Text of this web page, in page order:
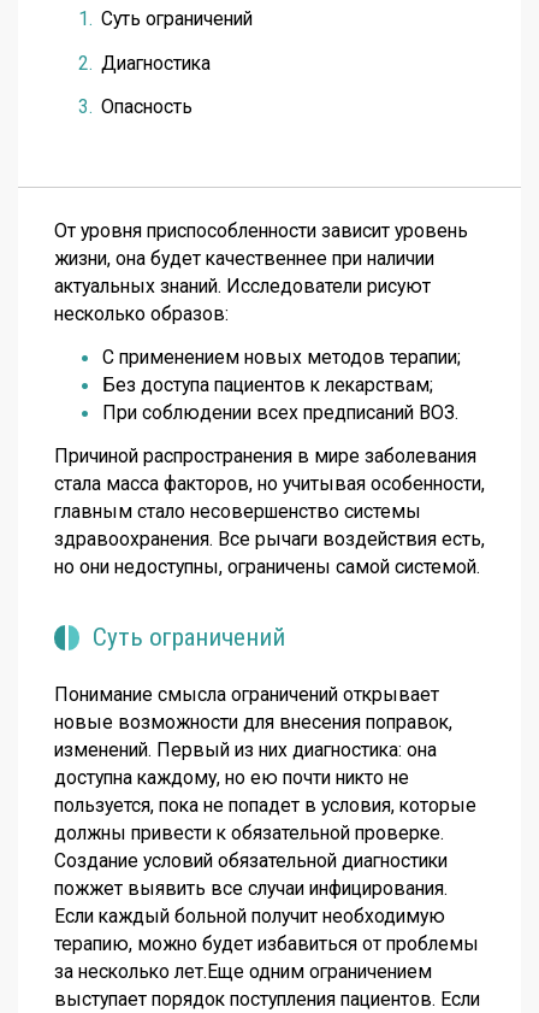
Суть ограничений
Диагностика
Опасность
От уровня приспособленности зависит уровень
жизни, она будет качественнее при наличии
актуальных знаний. Исследователи рисуют
несколько образов:
С применением новых методов терапии;
Без доступа пациентов к лекарствам;
При соблюдении всех предписаний ВОЗ.
Причиной распространения в мире заболевания
стала масса факторов, но учитывая особенности,
главным стало несовершенство системы
здравоохранения. Все рычаги воздействия есть,
но они недоступны, ограничены самой системой.
Суть ограничений
Понимание смысла ограничений открывает
новые возможности для внесения поправок,
изменений. Первый из них диагностика: она
доступна каждому, но ею почти никто не
пользуется, пока не попадет в условия, которые
должны привести к обязательной проверке.
Создание условий обязательной диагностики
пожжет выявить все случаи инфицирования.
Если каждый больной получит необходимую
терапию, можно будет избавиться от проблемы
за несколько лет.Еще одним ограничением
выступает порядок поступления пациентов. Если